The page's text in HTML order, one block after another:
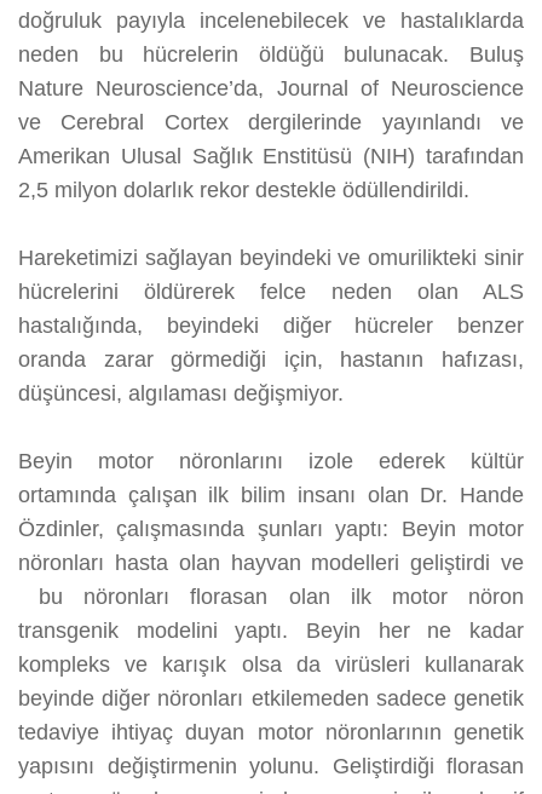
doğruluk payıyla incelenebilecek ve hastalıklarda
neden bu hücrelerin öldüğü bulunacak. Buluş
Nature Neuroscience’da, Journal of Neuroscience
ve Cerebral Cortex dergilerinde yayınlandı ve
Amerikan Ulusal Sağlık Enstitüsü (NIH) tarafından
2,5 milyon dolarlık rekor destekle ödüllendirildi.
Hareketimizi sağlayan beyindeki ve omurilikteki sinir
hücrelerini öldürerek felce neden olan ALS
hastalığında, beyindeki diğer hücreler benzer
oranda zarar görmediği için, hastanın hafızası,
düşüncesi, algılaması değişmiyor.
Beyin motor nöronlarını izole ederek kültür
ortamında çalışan ilk bilim insanı olan Dr. Hande
Özdinler, çalışmasında şunları yaptı: Beyin motor
nöronları hasta olan hayvan modelleri geliştirdi ve
bu nöronları florasan olan ilk motor nöron
transgenik modelini yaptı. Beyin her ne kadar
kompleks ve karışık olsa da virüsleri kullanarak
beyinde diğer nöronları etkilemeden sadece genetik
tedaviye ihtiyaç duyan motor nöronlarının genetik
yapısını değiştirmenin yolunu. Geliştirdiği florasan